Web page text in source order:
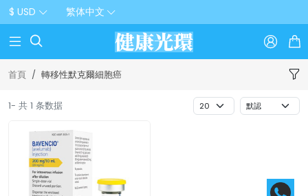
$ USD 繁体中文
  
首頁 轉移性默克爾細胞癌
1- 共 1 条数据